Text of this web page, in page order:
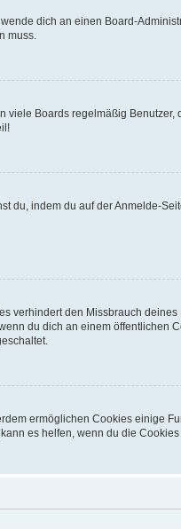
dich an einen Board-
muss.
Boards regelmäßig Benutzer,
du, indem du auf der Anmelde-
verhindert den Missbrauch
du dich an einem öffentlichen
ermöglichen Cookies einige
es helfen, wenn du die